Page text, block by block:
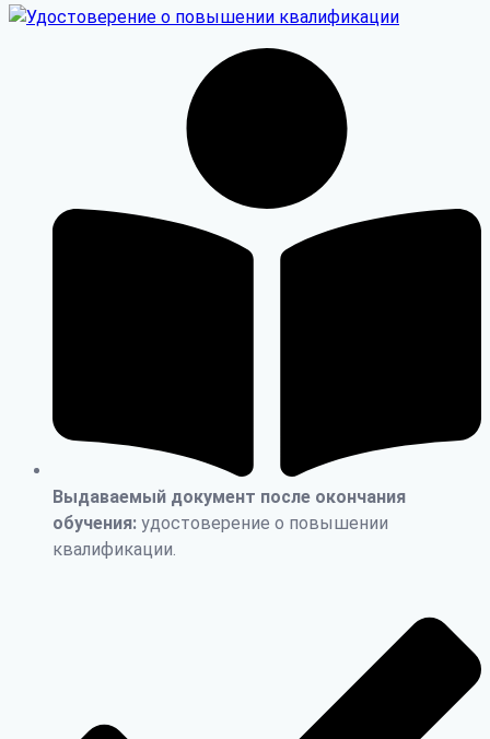
Выдаваемый документ после окончания
обучения: удостоверение о повышении
квалификации.